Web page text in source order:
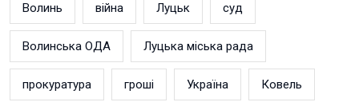
Волинь війна Луцьк суд
Волинська ОДА Луцька міська рада
прокуратура гроші Україна Ковель